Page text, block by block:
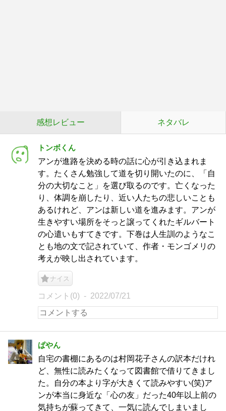
感想レビュー ネタバレ
トンボくん
アンが進路を決める時の話に心が引き込まれま
す。たくさん勉強して道を切り開いたのに、「自
分の大切なこと」を選び取るのです。亡くなった
り、体調を崩したり、近い人たちの悲しいことも
あるけれど、アンは新しい道を進みます。アンが
生きやすい場所をそっと譲ってくれたギルバート
の心遣いもすてきです。下巻は人生訓のようなこ
とも地の文で記されていて、作者・モンゴメリの
考えが映し出されています。
ナイス
コメント(0) 2022/07/21
ぱやん
自宅の書棚にあるのは村岡花子さんの訳本だけれ
ど、無性に読みたくなって図書館で借りてきまし
た。自分の本より字が大きくて読みやすい(笑)ア
ンが本当に身近な「心の友」だった40年以上前の
気持ちが蘇ってきて、一気に読んでしまいまし